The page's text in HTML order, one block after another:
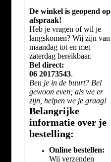
De winkel is geopend op
afspraak!
Heb je vragen of wil je
langskomen? Wij zijn van
maandag tot en met
zaterdag bereikbaar.
Bel direct:
06 20173543.
Ben je in de buurt? Bel
gewoon even; als we er
zijn, helpen we je graag!
Belangrijke
informatie over je
bestelling:
Online bestellen:
Wij verzenden